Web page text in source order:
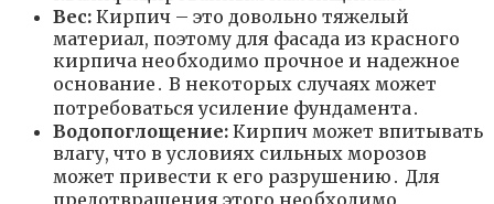
Вес: Кирпич – это довольно тяжелый
материал, поэтому для фасада из красного
кирпича необходимо прочное и надежное
основание․ В некоторых случаях может
потребоваться усиление фундамента․
Водопоглощение: Кирпич может впитывать
влагу, что в условиях сильных морозов
может привести к его разрушению․ Для
предотвращения этого необходимо